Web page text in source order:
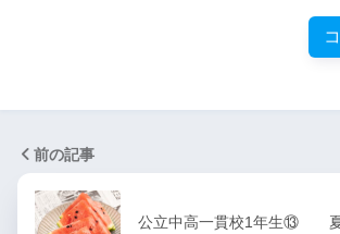
前の記事
公立中高一貫校1年生⑬ 夏